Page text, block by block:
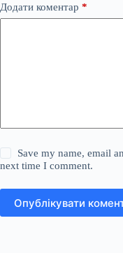
Додати коментар *
Save my name, email
next time I comment.
Опублікувати